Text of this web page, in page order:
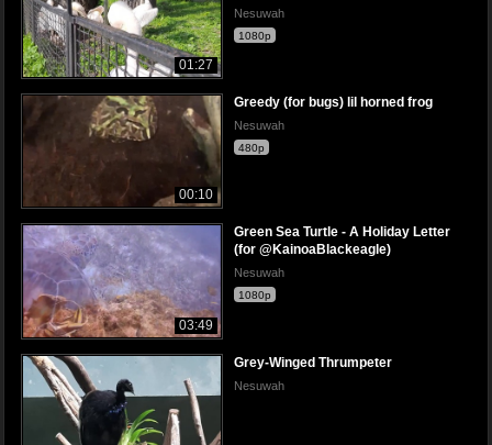
01:27
Nesuwah
1080p
00:10
Greedy (for bugs) lil horned frog
Nesuwah
480p
03:49
Green Sea Turtle - A Holiday Letter
(for @KainoaBlackeagle)
Nesuwah
1080p
Grey-Winged Thrumpeter
Nesuwah